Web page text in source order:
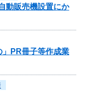
動販売機設置にか
PR冊子等作成業